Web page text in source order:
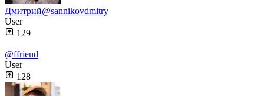
Дмитрий@sannikovdmitry
User
129
@ffriend
User
128